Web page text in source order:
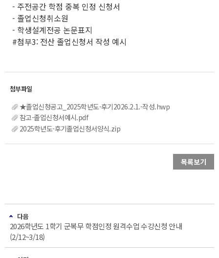
- 주전공간 학점 중복 인정 신청서
- 졸업신청취소원
- 학생설계전공 논문표지
#첨부3: 전산 졸업신청서 작성 예시
★졸업신청공고_2025학년도-후기2026.2.1.-작성.hwp
참고-졸업신청서예시.pdf
2025학년도-후기졸업신청서양식.zip
목록보기
다음
2026학년도 1학기 군복무 학점인정 원격수업 수강신청 안내
(2/12~3/18)